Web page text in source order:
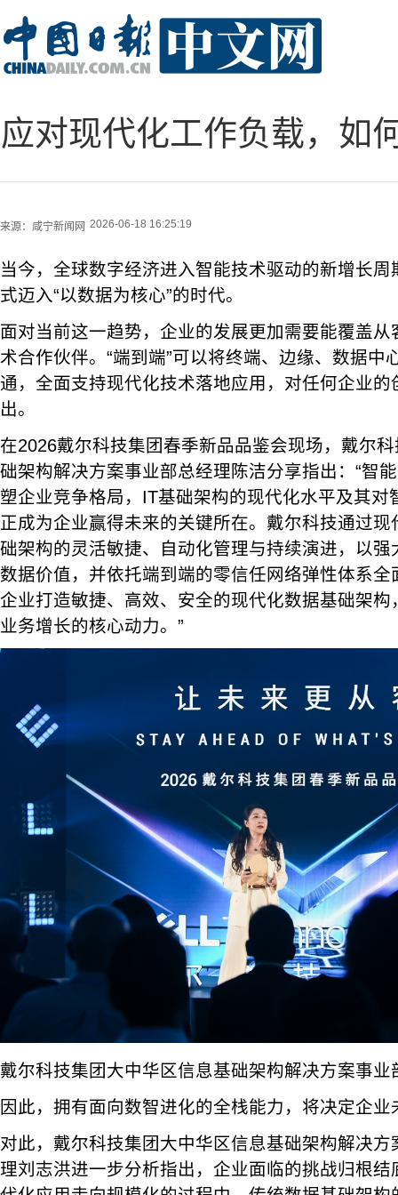
应对现代化工作负载，如
来源： 咸宁新闻网 2026-06-18 16:25:19
当今，全球数字经济进入智能技术驱动的新增长
式迈入“以数据为核心”的时代。
面对当前这一趋势，企业的发展更加需要能覆盖
术合作伙伴。“端到端”可以将终端、边缘、数据中
通，全面支持现代化技术落地应用，对任何企业的
出。
在2026戴尔科技集团春季新品品鉴会现场，戴尔
础架构解决方案事业部总经理陈洁分享指出：“智
塑企业竞争格局，IT基础架构的现代化水平及其对
正成为企业赢得未来的关键所在。戴尔科技通过
础架构的灵活敏捷、自动化管理与持续演进，以
数据价值，并依托端到端的零信任网络弹性体系
企业打造敏捷、高效、安全的现代化数据基础架
业务增长的核心动力。”
戴尔科技集团大中华区信息基础架构解决方案事业
因此，拥有面向数智进化的全栈能力，将决定企
对此，戴尔科技集团大中华区信息基础架构解决
理刘志洪进一步分析指出，企业面临的挑战归根